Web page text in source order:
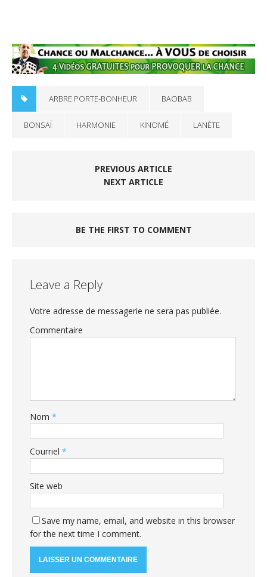
ARBRE PORTE-BONHEUR BAOBAB
BONSAÏ HARMONIE KINOMÉ LANÈTE
PREVIOUS ARTICLE
NEXT ARTICLE
BE THE FIRST TO COMMENT
Leave a Reply
Votre adresse de messagerie ne sera pas publiée.
Commentaire
Nom *
Courriel *
Site web
Save my name, email, and website in this browser
for the next time I comment.